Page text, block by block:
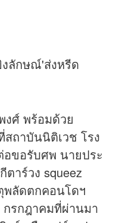
ลักษณ์'ส่งหรีด
งศ์ พร้อมด้วย
ถาบันนิติเวช โรง
ขอรับศพ นายประ
าร์วง squeez
พลัดตกคอนโดฯ
กรกฎาคมที่ผ่านมา